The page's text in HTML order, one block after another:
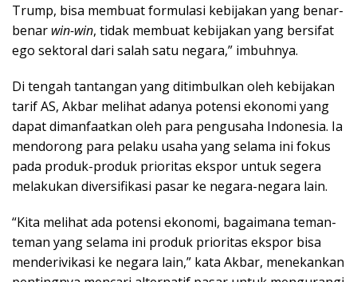
Trump, bisa membuat formulasi kebijakan yang benar-
benar win-win, tidak membuat kebijakan yang bersifat
ego sektoral dari salah satu negara,” imbuhnya.
Di tengah tantangan yang ditimbulkan oleh kebijakan
tarif AS, Akbar melihat adanya potensi ekonomi yang
dapat dimanfaatkan oleh para pengusaha Indonesia. Ia
mendorong para pelaku usaha yang selama ini fokus
pada produk-produk prioritas ekspor untuk segera
melakukan diversifikasi pasar ke negara-negara lain.
“Kita melihat ada potensi ekonomi, bagaimana teman-
teman yang selama ini produk prioritas ekspor bisa
menderivikasi ke negara lain,” kata Akbar, menekankan